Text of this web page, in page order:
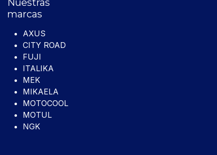
Nuestras
marcas
AXUS
CITY ROAD
FUJI
ITALIKA
MEK
MIKAELA
MOTOCOOL
MOTUL
NGK